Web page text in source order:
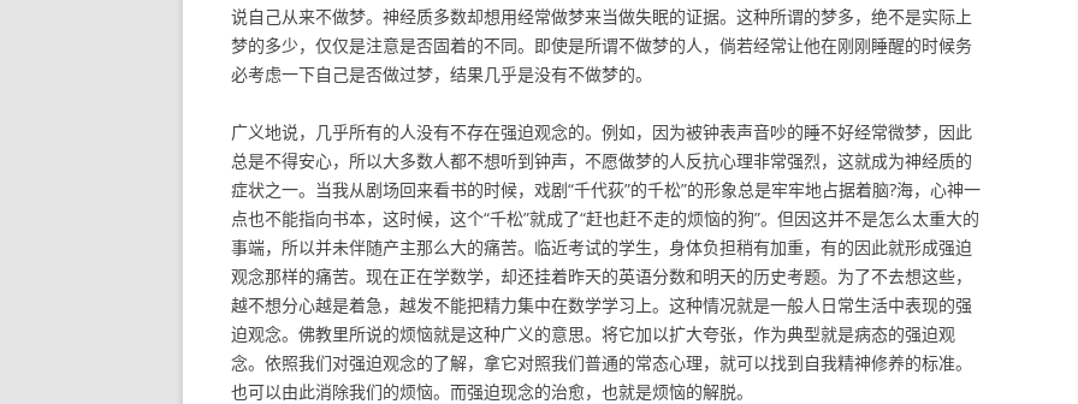
说自己从来不做梦。神经质多数却想用经常做梦来当做失眠的证据。这种所谓的梦多，绝不是实际上
梦的多少，仅仅是注意是否固着的不同。即使是所谓不做梦的人，倘若经常让他在刚刚睡醒的时候务
必考虑一下自己是否做过梦，结果几乎是没有不做梦的。
广义地说，几乎所有的人没有不存在强迫观念的。例如，因为被钟表声音吵的睡不好经常微梦，因此
总是不得安心，所以大多数人都不想听到钟声，不愿做梦的人反抗心理非常强烈，这就成为神经质的
症状之一。当我从剧场回来看书的时候，戏剧“千代荻”的千松”的形象总是牢牢地占据着脑?海，心神一
点也不能指向书本，这时候，这个“千松”就成了“赶也赶不走的烦恼的狗”。但因这并不是怎么太重大的
事端，所以并未伴随产主那么大的痛苦。临近考试的学生，身体负担稍有加重，有的因此就形成强迫
观念那样的痛苦。现在正在学数学，却还挂着昨天的英语分数和明天的历史考题。为了不去想这些，
越不想分心越是着急，越发不能把精力集中在数学学习上。这种情况就是一般人日常生活中表现的强
迫观念。佛教里所说的烦恼就是这种广义的意思。将它加以扩大夸张，作为典型就是病态的强迫观
念。依照我们对强迫观念的了解，拿它对照我们普通的常态心理，就可以找到自我精神修养的标准。
也可以由此消除我们的烦恼。而强迫现念的治愈，也就是烦恼的解脱。